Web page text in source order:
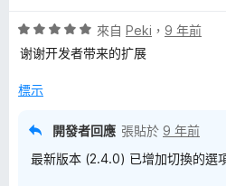
評
論
評
價
分
來自 Peki ， 9 年前
谢谢开发者带来的扩展
標示
開發者回應 張貼於 9 年前
最新版本 (2.4.0) 已增加切換的選